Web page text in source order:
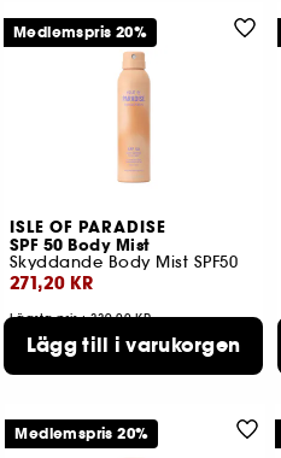
ISLE OF PARADISE
SPF 50 Body Mist
Skyddande Body Mist SPF50
271,20 KR
Lägsta pris : 339,00 KR
Lägg till i varukorgen
Medlemspris 20%
Medlemspris 20%